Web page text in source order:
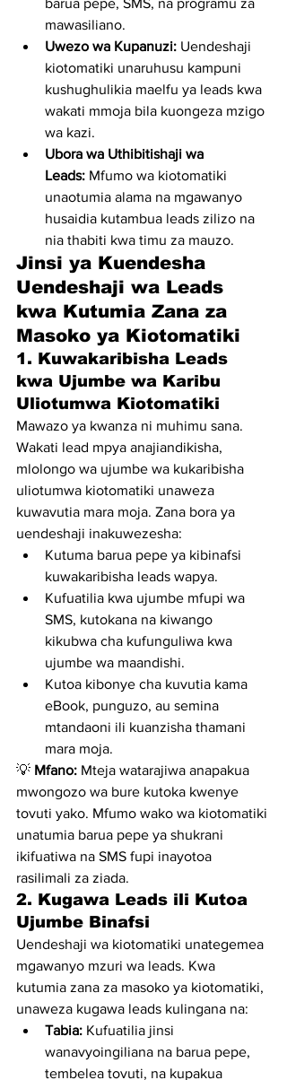
barua pepe, SMS, na programu za
mawasiliano.
Uwezo wa Kupanuzi: Uendeshaji
kiotomatiki unaruhusu kampuni
kushughulikia maelfu ya leads kwa
wakati mmoja bila kuongeza mzigo
wa kazi.
Ubora wa Uthibitishaji wa
Leads: Mfumo wa kiotomatiki
unaotumia alama na mgawanyo
husaidia kutambua leads zilizo na
nia thabiti kwa timu za mauzo.
Jinsi ya Kuendesha
Uendeshaji wa Leads
kwa Kutumia Zana za
Masoko ya Kiotomatiki
1. Kuwakaribisha Leads
kwa Ujumbe wa Karibu
Uliotumwa Kiotomatiki
Mawazo ya kwanza ni muhimu sana.
Wakati lead mpya anajiandikisha,
mlolongo wa ujumbe wa kukaribisha
uliotumwa kiotomatiki unaweza
kuwavutia mara moja. Zana bora ya
uendeshaji inakuwezesha:
Kutuma barua pepe ya kibinafsi
kuwakaribisha leads wapya.
Kufuatilia kwa ujumbe mfupi wa
SMS, kutokana na kiwango
kikubwa cha kufunguliwa kwa
ujumbe wa maandishi.
Kutoa kibonye cha kuvutia kama
eBook, punguzo, au semina
mtandaoni ili kuanzisha thamani
mara moja.
💡 Mfano: Mteja watarajiwa anapakua
mwongozo wa bure kutoka kwenye
tovuti yako. Mfumo wako wa kiotomatiki
unatumia barua pepe ya shukrani
ikifuatiwa na SMS fupi inayotoa
rasilimali za ziada.
2. Kugawa Leads ili Kutoa
Ujumbe Binafsi
Uendeshaji wa kiotomatiki unategemea
mgawanyo mzuri wa leads. Kwa
kutumia zana za masoko ya kiotomatiki,
unaweza kugawa leads kulingana na:
Tabia: Kufuatilia jinsi
wanavyoingiliana na barua pepe,
tembelea tovuti, na kupakua